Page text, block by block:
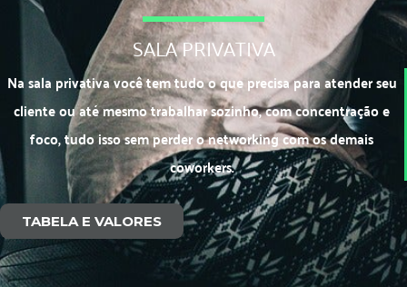
SALA PRIVATIVA
Na sala privativa você tem tudo o que precisa para atender seu
cliente ou até mesmo trabalhar sozinho, com concentração e
foco, tudo isso sem perder o networking com os demais
coworkers.
TABELA E VALORES